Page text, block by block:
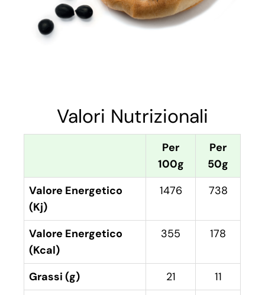
Valori Nutrizionali
Per
100g
Per
50g
Valore Energetico
(Kj)
1476 738
Valore Energetico
(Kcal)
355 178
Grassi (g) 21
11